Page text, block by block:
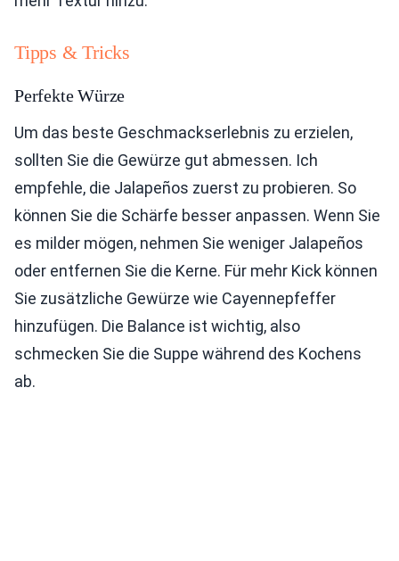
Tipps & Tricks
Perfekte Würze
Um das beste Geschmackserlebnis zu erzielen,
sollten Sie die Gewürze gut abmessen. Ich
empfehle, die Jalapeños zuerst zu probieren. So
können Sie die Schärfe besser anpassen. Wenn Sie
es milder mögen, nehmen Sie weniger Jalapeños
oder entfernen Sie die Kerne. Für mehr Kick können
Sie zusätzliche Gewürze wie Cayennepfeffer
hinzufügen. Die Balance ist wichtig, also
schmecken Sie die Suppe während des Kochens
ab.